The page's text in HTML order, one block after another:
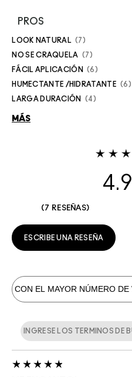
PROS
LOOK NATURAL 7
NO SE CRAQUELA 7
FÁCIL APLICACIÓN 6
HUMECTANTE /HIDRATANTE 6
LARGA DURACIÓN 4
MÁS
4.9
7 RESEÑAS
ESCRIBE UNA RESEÑA